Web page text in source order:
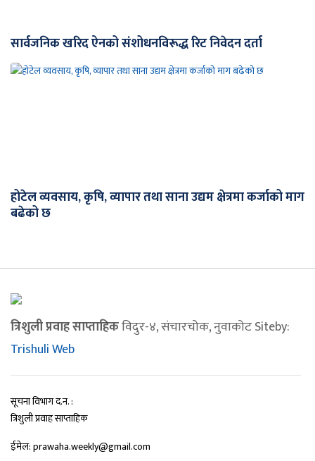
सार्वजनिक खरिद ऐनको संशोधनविरूद्ध रिट निवेदन दर्ता
होटेल व्यवसाय, कृषि, व्यापार तथा साना उद्यम क्षेत्रमा कर्जाको माग
बढेको छ
त्रिशुली प्रवाह साप्ताहिकविदुर-४, संचारचोक, नुवाकोट Siteby:
Trishuli Web
सूचना विभाग द.न. :
त्रिशुली प्रवाह साप्ताहिक
ईमेल: prawaha.weekly@gmail.com